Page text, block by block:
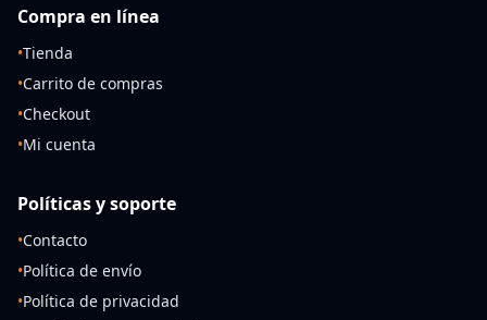
Compra en línea
•Tienda
•Carrito de compras
•Checkout
•Mi cuenta
Políticas y soporte
•Contacto
•Política de envío
•Política de privacidad